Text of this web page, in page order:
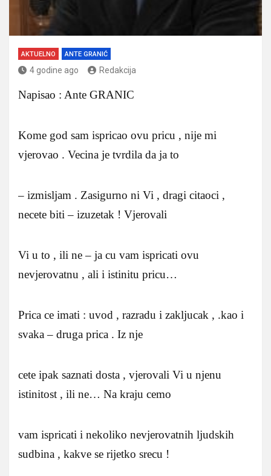
AKTUELNO ANTE GRANIĆ
4 godine ago Redakcija
Napisao : Ante GRANIC
Kome god sam ispricao ovu pricu , nije mi
vjerovao . Vecina je tvrdila da ja to
– izmisljam . Zasigurno ni Vi , dragi citaoci ,
necete biti – izuzetak ! Vjerovali
Vi u to , ili ne – ja cu vam ispricati ovu
nevjerovatnu , ali i istinitu pricu…
Prica ce imati : uvod , razradu i zakljucak , .kao i
svaka – druga prica . Iz nje
cete ipak saznati dosta , vjerovali Vi u njenu
istinitost , ili ne… Na kraju cemo
vam ispricati i nekoliko nevjerovatnih ljudskih
sudbina , kakve se rijetko srecu !